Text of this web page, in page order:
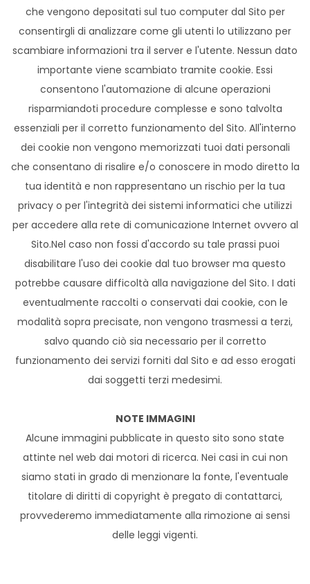
che vengono depositati sul tuo computer dal Sito per
consentirgli di analizzare come gli utenti lo utilizzano per
scambiare informazioni tra il server e l'utente. Nessun dato
importante viene scambiato tramite cookie. Essi
consentono l'automazione di alcune operazioni
risparmiandoti procedure complesse e sono talvolta
essenziali per il corretto funzionamento del Sito. All'interno
dei cookie non vengono memorizzati tuoi dati personali
che consentano di risalire e/o conoscere in modo diretto la
tua identità e non rappresentano un rischio per la tua
privacy o per l'integrità dei sistemi informatici che utilizzi
per accedere alla rete di comunicazione Internet ovvero al
Sito.Nel caso non fossi d'accordo su tale prassi puoi
disabilitare l'uso dei cookie dal tuo browser ma questo
potrebbe causare difficoltà alla navigazione del Sito. I dati
eventualmente raccolti o conservati dai cookie, con le
modalità sopra precisate, non vengono trasmessi a terzi,
salvo quando ciò sia necessario per il corretto
funzionamento dei servizi forniti dal Sito e ad esso erogati
dai soggetti terzi medesimi.
NOTE IMMAGINI
Alcune immagini pubblicate in questo sito sono state
attinte nel web dai motori di ricerca. Nei casi in cui non
siamo stati in grado di menzionare la fonte, l'eventuale
titolare di diritti di copyright è pregato di contattarci,
provvederemo immediatamente alla rimozione ai sensi
delle leggi vigenti.